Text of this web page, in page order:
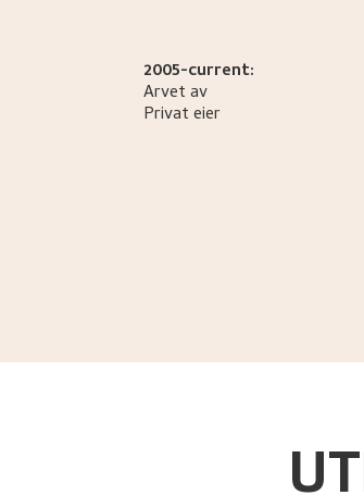
2005-current:
Arvet av
Privat eier